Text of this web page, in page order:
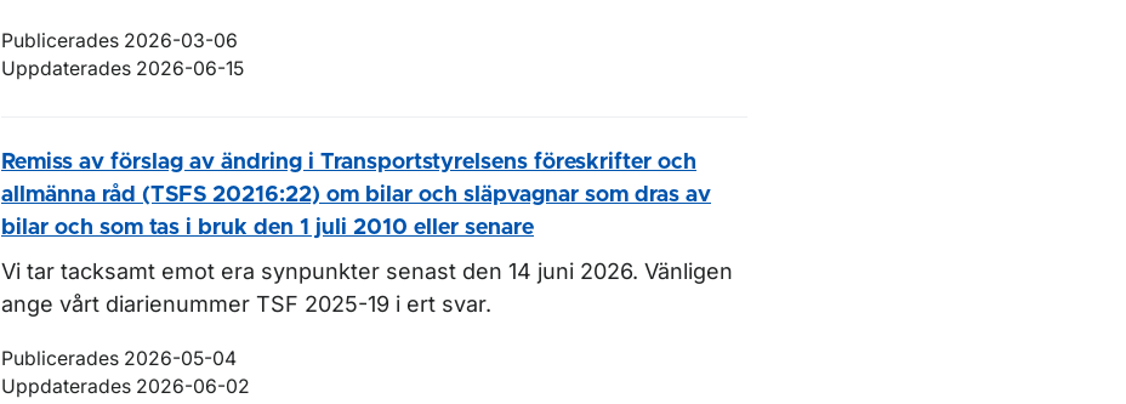
Publicerades 2026-03-06
Uppdaterades 2026-06-15
Remiss av förslag av ändring i Transportstyrelsens föreskrifter och
allmänna råd (TSFS 20216:22) om bilar och släpvagnar som dras av
bilar och som tas i bruk den 1 juli 2010 eller senare
Vi tar tacksamt emot era synpunkter senast den 14 juni 2026. Vänligen
ange vårt diarienummer TSF 2025-19 i ert svar.
Publicerades 2026-05-04
Uppdaterades 2026-06-02